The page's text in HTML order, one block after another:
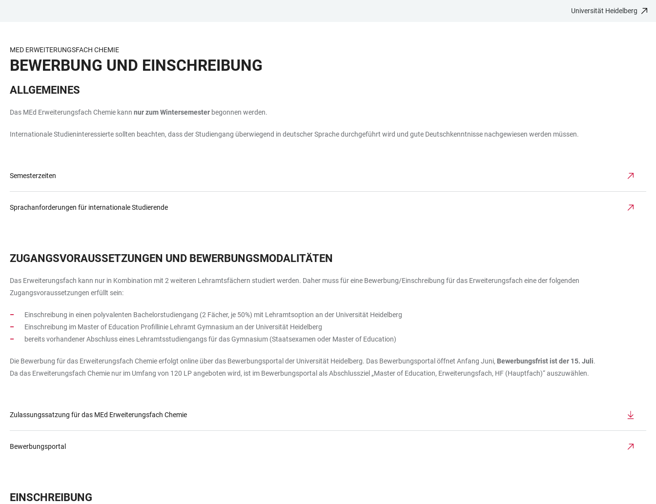
BARRIEREFREIHEIT
Universität Heidelberg
MED ERWEITERUNGSFACH CHEMIE
BEWERBUNG UND EINSCHREIBUNG
ALLGEMEINES
Das MEd Erweiterungsfach Chemie kann nur zum Wintersemester begonnen werden.
Internationale Studieninteressierte sollten beachten, dass der Studiengang überwiegend in deutscher Sprache durchgeführt wird und gute Deutschkenntnisse nachgewiesen werden müssen.
Semesterzeiten
Sprachanforderungen für internationale Studierende
ZUGANGSVORAUSSETZUNGEN UND BEWERBUNGSMODALITÄTEN
Das Erweiterungsfach kann nur in Kombination mit 2 weiteren Lehramtsfächern studiert werden. Daher muss für eine Bewerbung/Einschreibung für das Erweiterungsfach eine der folgenden
Zugangsvoraussetzungen erfüllt sein:
Einschreibung in einen polyvalenten Bachelorstudiengang (2 Fächer, je 50%) mit Lehramtsoption an der Universität Heidelberg
Einschreibung im Master of Education Profillinie Lehramt Gymnasium an der Universität Heidelberg
bereits vorhandener Abschluss eines Lehramtsstudiengangs für das Gymnasium (Staatsexamen oder Master of Education)
Die Bewerbung für das Erweiterungsfach Chemie erfolgt online über das Bewerbungsportal der Universität Heidelberg. Das Bewerbungsportal öffnet Anfang Juni, Bewerbungsfrist ist der 15. Juli.
Da das Erweiterungsfach Chemie nur im Umfang von 120 LP angeboten wird, ist im Bewerbungsportal als Abschlussziel „Master of Education, Erweiterungsfach, HF (Hauptfach)“ auszuwählen.
Zulassungssatzung für das MEd Erweiterungsfach Chemie
Bewerbungsportal
EINSCHREIBUNG